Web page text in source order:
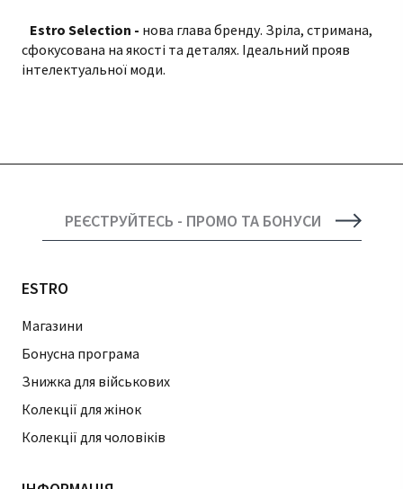
Estro Selection - нова глава бренду. Зріла, стримана,
сфокусована на якості та деталях. Ідеальний прояв
інтелектуальної моди.
РЕЄСТРУЙТЕСЬ - ПРОМО ТА БОНУСИ
ESTRO
Магазини
Бонусна програма
Знижка для військових
Колекції для жінок
Колекції для чоловіків